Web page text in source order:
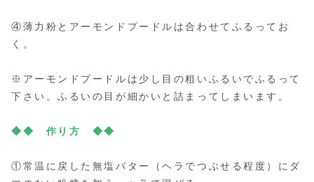
④薄力粉とアーモンドプードルは合わせてふるってお
く。
※アーモンドプードルは少し目の粗いふるいでふるって
下さい。ふるいの目が細かいと詰まってしまいます。
◆◆ 作り方 ◆◆
①常温に戻した無塩バター（ヘラでつぶせる程度）にダ